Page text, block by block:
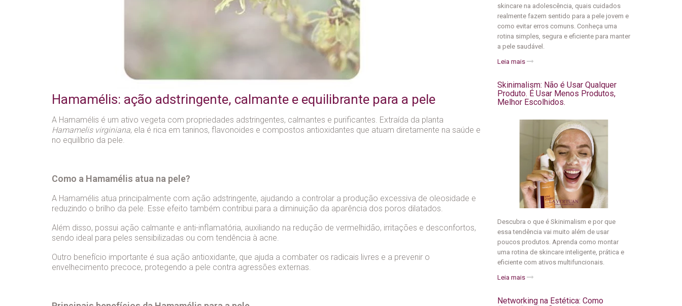
Hamamélis: ação adstringente, calmante e equilibrante para a pele
A Hamamélis é um ativo vegeta com propriedades adstringentes, calmantes e purificantes. Extraída da planta
Hamamelis virginiana, ela é rica em taninos, flavonoides e compostos antioxidantes que atuam diretamente na saúde e
no equilíbrio da pele.
Como a Hamamélis atua na pele?
A Hamamélis atua principalmente com ação adstringente, ajudando a controlar a produção excessiva de oleosidade e
reduzindo o brilho da pele. Esse efeito também contribui para a diminuição da aparência dos poros dilatados.
Além disso, possui ação calmante e anti-inflamatória, auxiliando na redução de vermelhidão, irritações e desconfortos,
sendo ideal para peles sensibilizadas ou com tendência à acne.
Outro benefício importante é sua ação antioxidante, que ajuda a combater os radicais livres e a prevenir o
envelhecimento precoce, protegendo a pele contra agressões externas.
skincare na adolescência, quais cuidados
realmente fazem sentido para a pele jovem e
como evitar erros comuns. Conheça uma
rotina simples, segura e eficiente para manter
a pele saudável.
Leia mais
Skinimalism: Não é Usar Qualquer
Produto. É Usar Menos Produtos,
Melhor Escolhidos.
Descubra o que é Skinimalism e por que
essa tendência vai muito além de usar
poucos produtos. Aprenda como montar
uma rotina de skincare inteligente, prática e
eficiente com ativos multifuncionais.
Leia mais
Networking na Estética: Como